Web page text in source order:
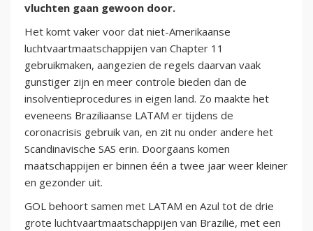
vluchten gaan gewoon door.
Het komt vaker voor dat niet-Amerikaanse
luchtvaartmaatschappijen van Chapter 11
gebruikmaken, aangezien de regels daarvan vaak
gunstiger zijn en meer controle bieden dan de
insolventieprocedures in eigen land. Zo maakte het
eveneens Braziliaanse LATAM er tijdens de
coronacrisis gebruik van, en zit nu onder andere het
Scandinavische SAS erin. Doorgaans komen
maatschappijen er binnen één a twee jaar weer kleiner
en gezonder uit.
GOL behoort samen met LATAM en Azul tot de drie
grote luchtvaartmaatschappijen van Brazilië, met een